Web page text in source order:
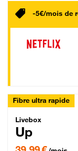
-5€/mois de
Fibre ultra rapide
Livebox Up
Livebox
Up
39,99 € par mois